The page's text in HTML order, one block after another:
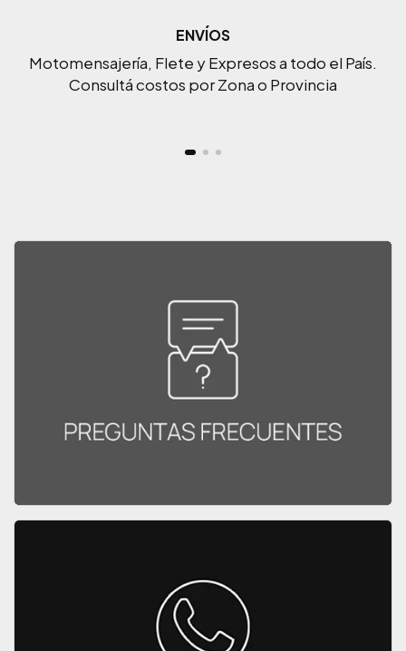
ENVÍOS
Motomensajería, Flete y Expresos a todo el País.
Consultá costos por Zona o Provincia